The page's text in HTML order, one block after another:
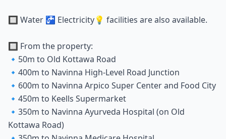
🔲 Water 🚰 Electricity💡 facilities are also available.
🔲 From the property:
🔹50m to Old Kottawa Road
🔹400m to Navinna High-Level Road Junction
🔹600m to Navinna Arpico Super Center and Food City
🔹450m to Keells Supermarket
🔹350m to Navinna Ayurveda Hospital (on Old
Kottawa Road)